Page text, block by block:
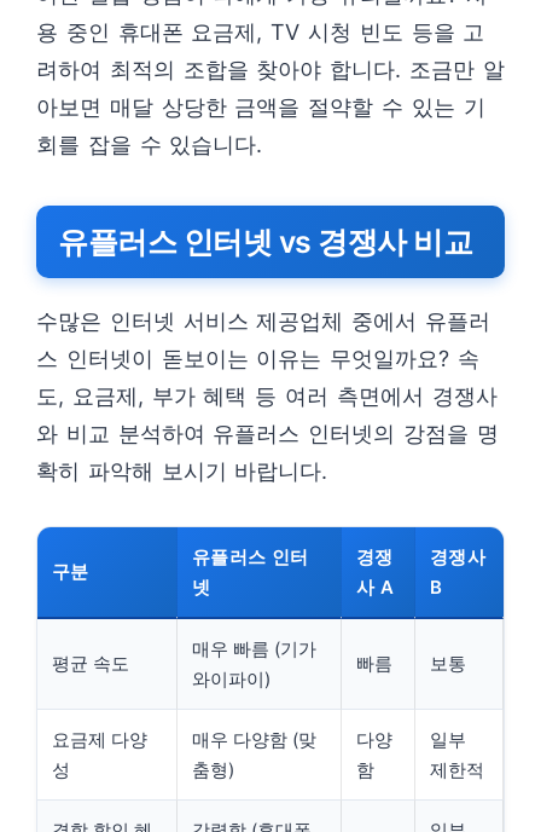
용 중인 휴대폰 요금제, TV 시청 빈도 등을 고
려하여 최적의 조합을 찾아야 합니다. 조금만 알
아보면 매달 상당한 금액을 절약할 수 있는 기
회를 잡을 수 있습니다.
유플러스 인터넷 vs 경쟁사 비교
수많은 인터넷 서비스 제공업체 중에서 유플러
스 인터넷이 돋보이는 이유는 무엇일까요? 속
도, 요금제, 부가 혜택 등 여러 측면에서 경쟁사
와 비교 분석하여 유플러스 인터넷의 강점을 명
확히 파악해 보시기 바랍니다.
구분
유플러스 인터
넷
경쟁
사 A
경쟁사
B
평균 속도
매우 빠름 (기가
와이파이)
빠름 보통
요금제 다양
성
매우 다양함 (맞
춤형)
다양
함
일부
제한적